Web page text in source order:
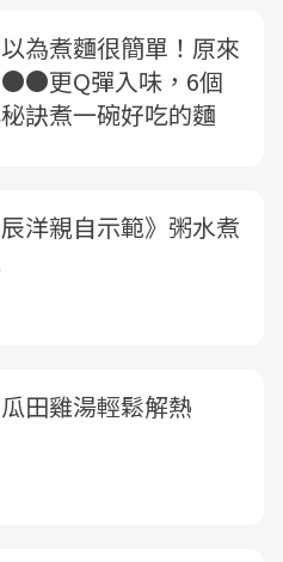
為煮麵很簡單！原來
更Q彈入味，6個
訣煮一碗好吃的麵
洋親自示範》粥水煮
田雞湯輕鬆解熱